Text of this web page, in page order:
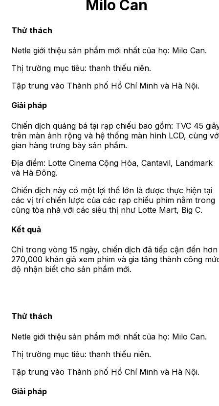
Milo Can
Thử thách
Netle giới thiệu sản phẩm mới nhất của họ: Milo Can.
Thị trường mục tiêu: thanh thiếu niên.
Tập trung vào Thành phố Hồ Chí Minh và Hà Nội.
Giải pháp
Chiến dịch quảng bá tại rạp chiếu bao gồm: TVC 45
trên màn ảnh rộng và hệ thống màn hình LCD, cùng
gian hàng trưng bày sản phẩm.
Địa điểm: Lotte Cinema Cộng Hòa, Cantavil, Landmark
và Hà Đông.
Chiến dịch này có một lợi thế lớn là được thực hiện tại
các vị trí chiến lược của các rạp chiếu phim nằm trong
cùng tòa nhà với các siêu thị như Lotte Mart, Big C.
Kết quả
Chỉ trong vòng 15 ngày, chiến dịch đã tiếp cận đến hơn
270,000 khán giả xem phim và gia tăng thành công
độ nhận biết cho sản phẩm mới.
Thử thách
Netle giới thiệu sản phẩm mới nhất của họ: Milo Can.
Thị trường mục tiêu: thanh thiếu niên.
Tập trung vào Thành phố Hồ Chí Minh và Hà Nội.
Giải pháp